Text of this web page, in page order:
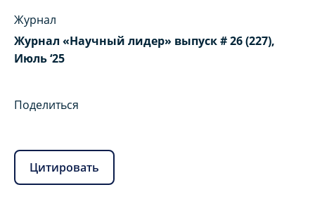
Журнал
Журнал «Научный лидер» выпуск # 26 (227),
Июль ‘25
Поделиться
Цитировать